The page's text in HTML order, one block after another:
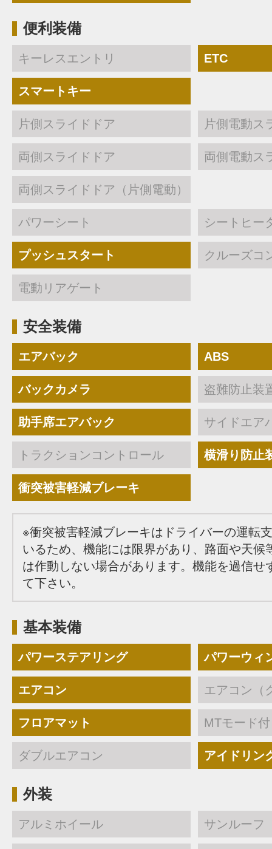
便利装備
キーレスエントリ ETC
スマートキー
片側スライドドア 片側電動ス
両側スライドドア 両側電動ス
両側スライドドア（片側電動）
パワーシート シートヒー
プッシュスタート クルーズコ
電動リアゲート
安全装備
エアバック ABS
バックカメラ 盗難防止装
助手席エアバック サイドエア
トラクションコントロール 横滑り防止
衝突被害軽減ブレーキ
※衝突被害軽減ブレーキはドライバーの運転
いるため、機能には限界があり、路面や天候
は作動しない場合があります。機能を過信せ
て下さい。
基本装備
パワーステアリング パワーウィ
エアコン エアコン（
フロアマット MTモード
ダブルエアコン アイドリン
外装
アルミホイール サンルーフ